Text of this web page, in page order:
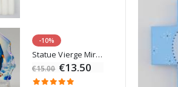
-10%
Statue Vierge Miraculeuse Lumineuse
€15.00 €13.50